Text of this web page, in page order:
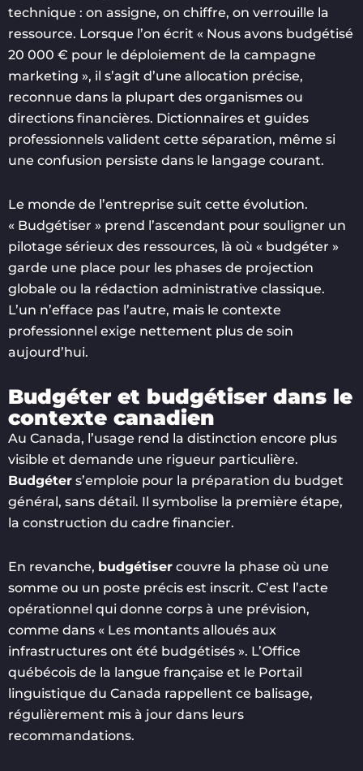
technique : on assigne, on chiffre, on verrouille la
ressource. Lorsque l’on écrit « Nous avons budgétisé
20 000 € pour le déploiement de la campagne
marketing », il s’agit d’une allocation précise,
reconnue dans la plupart des organismes ou
directions financières. Dictionnaires et guides
professionnels valident cette séparation, même si
une confusion persiste dans le langage courant.
Le monde de l’entreprise suit cette évolution.
« Budgétiser » prend l’ascendant pour souligner un
pilotage sérieux des ressources, là où « budgéter »
garde une place pour les phases de projection
globale ou la rédaction administrative classique.
L’un n’efface pas l’autre, mais le contexte
professionnel exige nettement plus de soin
aujourd’hui.
Budgéter et budgétiser dans le
contexte canadien
Au Canada, l’usage rend la distinction encore plus
visible et demande une rigueur particulière.
Budgéter s’emploie pour la préparation du budget
général, sans détail. Il symbolise la première étape,
la construction du cadre financier.
En revanche, budgétiser couvre la phase où une
somme ou un poste précis est inscrit. C’est l’acte
opérationnel qui donne corps à une prévision,
comme dans « Les montants alloués aux
infrastructures ont été budgétisés ». L’Office
québécois de la langue française et le Portail
linguistique du Canada rappellent ce balisage,
régulièrement mis à jour dans leurs
recommandations.